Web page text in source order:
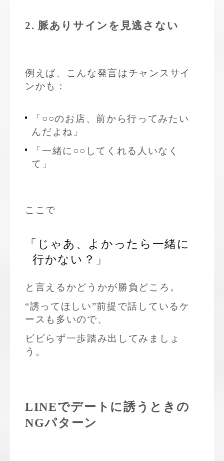
2. 脈ありサインを見逃さない
例えば、こんな発言はチャンスサイ
ンかも：
「○○のお店、前から行ってみたい
んだよね」
「一緒に○○してくれる人いなく
て」
ここで
「じゃあ、よかったら一緒に
行かない？」
と言えるかどうかが勝負どころ。
“誘ってほしい”前提で話しているケ
ースも多いので、
ビビらず一歩踏み出してみましょ
う。
LINEでデートに誘うときの
NGパターン